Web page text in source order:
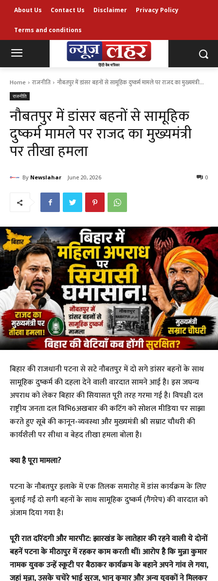
About Us Contact Us Disclaimer Privacy Policy
Terms and conditions
Home राजनीति नौबतपुर में डांसर बहनों से सामूहिक दुष्कर्म मामले पर राजद का मुख्यमंत्री...
राजनीति
नौबतपुर में डांसर बहनों से सामूहिक
दुष्कर्म मामले पर राजद का मुख्यमंत्री
पर तीखा हमला
By Newslahar June 20, 2026 0
बिहार की राजधानी पटना से सटे नौबतपुर में दो सगे डांसर बहनों के साथ
सामूहिक दुष्कर्म की दहला देने वाली वारदात सामने आई है। इस जघन्य
अपराध को लेकर बिहार की सियासत पूरी तरह गरमा गई है। विपक्षी दल
राष्ट्रीय जनता दल विभि6अखबार की कटिंग को सोशल मीडिया पर साझा
करते हुए सूबे की कानून-व्यवस्था और मुख्यमंत्री श्री सम्राट चौधरी की
कार्यशैली पर सीधा व बेहद तीखा हमला बोला है।
क्या है पूरा मामला?
पटना के नौबतपुर इलाके में एक तिलक समारोह में डांस कार्यक्रम के लिए
बुलाई गईं दो सगी बहनों के साथ सामूहिक दुष्कर्म (गैंगरेप) की वारदात को
अंजाम दिया गया है।
पूरी रात दरिंदगी और मारपीट: झारखंड के लातेहार की रहने वाली ये दोनों
बहनें पटना के मीठापुर में रहकर काम करती थीं। आरोप है कि मुन्ना कुमार
नामक युवक उन्हें स्कूटी पर बैठाकर कार्यक्रम के बहाने अपने गांव ले गया,
जहां मुन्ना, उसके चचेरे भाई सूरज, भानु कुमार और अन्य युवकों ने मिलकर